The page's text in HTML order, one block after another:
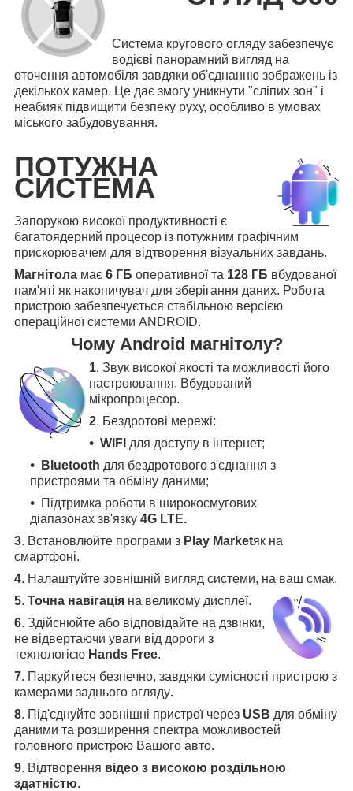
Система кругового огляду забезпечує
водієві панорамний вигляд на
оточення автомобіля завдяки об'єднанню зображень із
декількох камер. Це дає змогу уникнути "сліпих зон" і
неабияк підвищити безпеку руху, особливо в умовах
міського забудовування.
ПОТУЖНА
СИСТЕМА
Запорукою високої продуктивності є
багатоядерний процесор із потужним графічним
прискорювачем для відтворення візуальних завдань.
Магнітола має 6 ГБ оперативної та 128 ГБ вбудованої
пам'яті як накопичувач для зберігання даних. Робота
пристрою забезпечується стабільною версією
операційної системи ANDROID.
Чому Android магнітолу?
1. Звук високої якості та можливості його
настроювання. Вбудований
мікропроцесор.
2. Бездротові мережі:
WIFI для доступу в інтернет;
Bluetooth для бездротового з'єднання з
пристроями та обміну даними;
Підтримка роботи в широкосмугових
діапазонах зв'язку 4G LTE.
3. Встановлюйте програми з Play Marketяк на
смартфоні.
4. Налаштуйте зовнішній вигляд системи, на ваш смак.
5. Точна навігація на великому дисплеї.
6. Здійснюйте або відповідайте на дзвінки,
не відвертаючи уваги від дороги з
технологією Hands Free.
7. Паркуйтеся безпечно, завдяки сумісності пристрою з
камерами заднього огляду.
8. Під'єднуйте зовнішні пристрої через USB для обміну
даними та розширення спектра можливостей
головного пристрою Вашого авто.
9. Відтворення відео з високою роздільною
здатністю.